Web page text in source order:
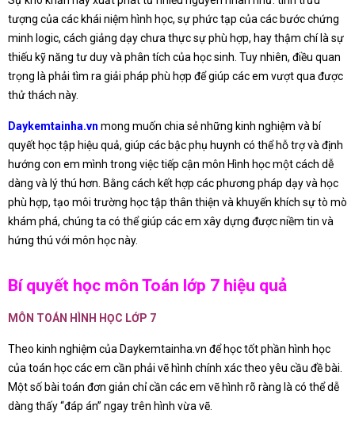
tượng của các khái niệm hình học, sự phức tạp của các bước chứng
minh logic, cách giảng dạy chưa thực sự phù hợp, hay thậm chí là sự
thiếu kỹ năng tư duy và phân tích của học sinh. Tuy nhiên, điều quan
trọng là phải tìm ra giải pháp phù hợp để giúp các em vượt qua được
thử thách này.
Daykemtainha.vn mong muốn chia sẻ những kinh nghiệm và bí
quyết học tập hiệu quả, giúp các bậc phụ huynh có thể hỗ trợ và định
hướng con em mình trong việc tiếp cận môn Hình học một cách dễ
dàng và lý thú hơn. Bằng cách kết hợp các phương pháp dạy và học
phù hợp, tạo môi trường học tập thân thiện và khuyến khích sự tò mò
khám phá, chúng ta có thể giúp các em xây dựng được niềm tin và
hứng thú với môn học này.
Bí quyết học môn Toán lớp 7 hiệu quả
MÔN TOÁN HÌNH HỌC LỚP 7
Theo kinh nghiệm của Daykemtainha.vn để học tốt phần hình học
của toán học các em cần phải vẽ hình chính xác theo yêu cầu đề bài.
Một số bài toán đơn giản chỉ cần các em vẽ hình rõ ràng là có thể dễ
dàng thấy “đáp án” ngay trên hình vừa vẽ.